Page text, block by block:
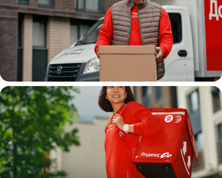
Водитель
грузовой машины